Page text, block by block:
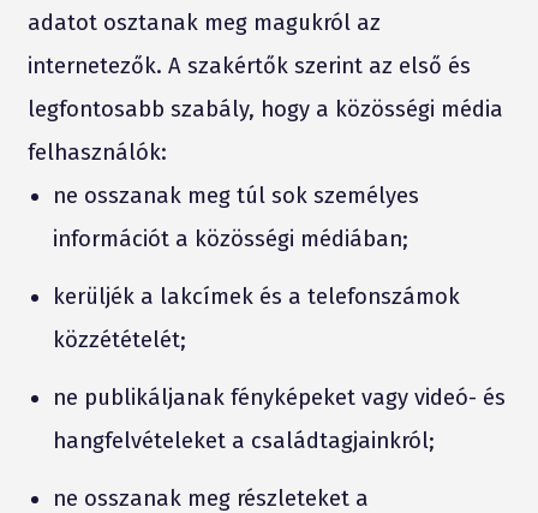
adatot osztanak meg magukról az
internetezők. A szakértők szerint az első és
legfontosabb szabály, hogy a közösségi média
felhasználók:
ne osszanak meg túl sok személyes
információt a közösségi médiában;
kerüljék a lakcímek és a telefonszámok
közzétételét;
ne publikáljanak fényképeket vagy videó- és
hangfelvételeket a családtagjainkról;
ne osszanak meg részleteket a